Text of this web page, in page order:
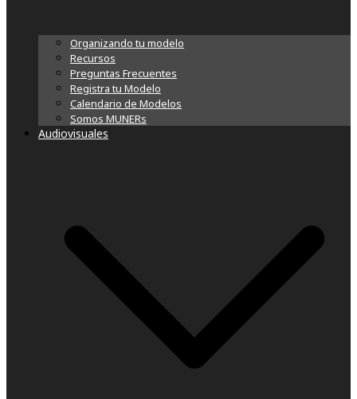
Organizando tu modelo
Recursos
Preguntas Frecuentes
Registra tu Modelo
Calendario de Modelos
Somos MUNERs
Audiovisuales